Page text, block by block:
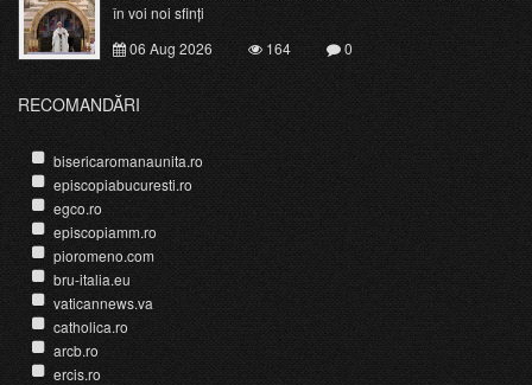
în voi noi sfinți
06 Aug 2026
164 0
RECOMANDĂRI
bisericaromanaunita.ro
episcopiabucuresti.ro
egco.ro
episcopiamm.ro
pioromeno.com
bru-italia.eu
vaticannews.va
catholica.ro
arcb.ro
ercis.ro